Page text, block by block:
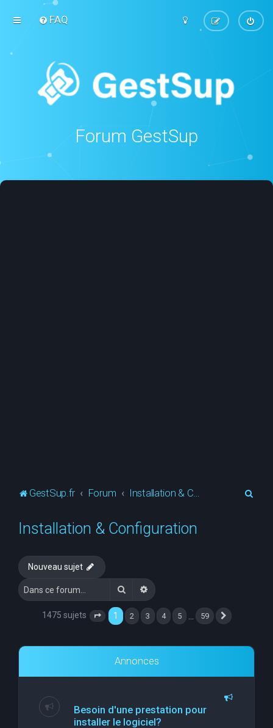
FAQ
Forum GestSup
GestSup.fr Forum Installation & Configuration
Installation & Configuration
Nouveau sujet
RechercherRecherche avancée
1475 sujets Page 1 sur59
1 2 3 4 5 59
Annonces
Besoin d'une prestation pour
installer le logiciel?